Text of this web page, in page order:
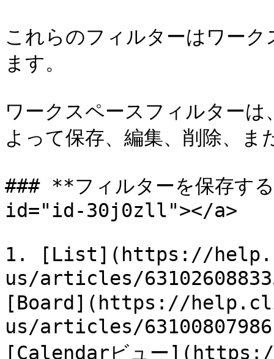
これらのフィルターはワー
ます。
ワークスペースフィルター
よって保存、編集、削除、ま
### **フィルターを保
id="id-30j0zll"></a>
1. [List](https://
us/articles/
[Board](https://
us/articles/
[Calendarビュー